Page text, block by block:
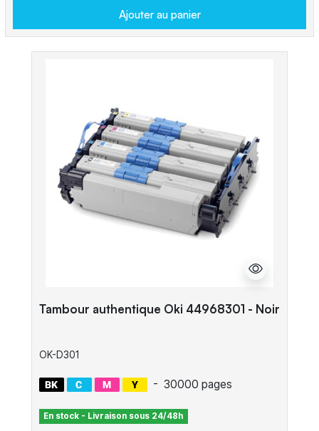
Ajouter au panier
Tambour authentique Oki 44968301 - Noir
OK-D301
- 30000 pages
En stock - Livraison sous 24/48h